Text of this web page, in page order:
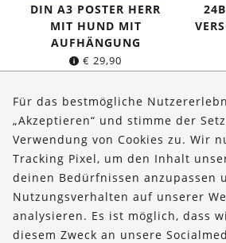
DIN A3 POSTER HERR
MIT HUND MIT
AUFHÄNGUNG
€ 29,90
Über uns
Bestellungen
Kontakt & Hilfe
Für das bestmögliche
„Akzeptieren“ und stimme der
Verwendung von Cookies zu. Wir
Tracking Pixel, um den Inhalt
deinen Bedürfnissen anzupassen
Nutzungsverhalten auf unserer
analysieren. Es ist möglich, dass
diesem Zweck an unsere